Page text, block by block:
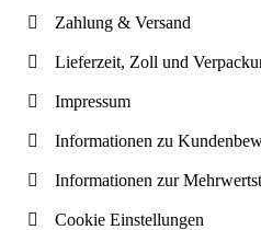
Zahlung & Versand
Lieferzeit, Zoll und
Impressum
Informationen zu
Informationen zur
Cookie Einstellungen